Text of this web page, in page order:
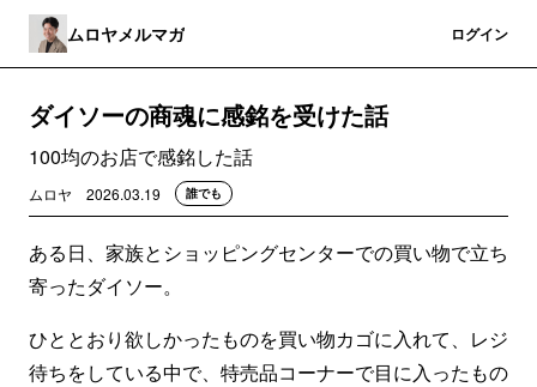
ムロヤメルマガ ログイン
ダイソーの商魂に感銘を受けた話
100均のお店で感銘した話
ムロヤ 2026.03.19 誰でも
ある日、家族とショッピングセンターでの買い物で立ち
寄ったダイソー。
ひととおり欲しかったものを買い物カゴに入れて、レジ
待ちをしている中で、特売品コーナーで目に入ったもの